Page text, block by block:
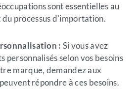
sont essentielles au
processus d'importation.
: Si vous avez
personnalisés selon vos besoins
marque, demandez aux
répondre à ces besoins.